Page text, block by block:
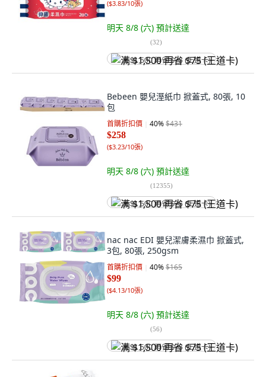
($3.83/10張)
明天 8/8 (六) 預計送達
(32)
满 $1,500 再省 $75 (王道卡)
Bebeen 嬰兒溼紙巾 掀蓋式, 80張, 10
包
首購折扣價 40%$431
$258
($3.23/10張)
明天 8/8 (六) 預計送達
(12355)
满 $1,500 再省 $75 (王道卡)
nac nac EDI 嬰兒潔膚柔濕巾 掀蓋式,
3包, 80張, 250gsm
首購折扣價 40%$165
$99
($4.13/10張)
明天 8/8 (六) 預計送達
(56)
满 $1,500 再省 $75 (王道卡)